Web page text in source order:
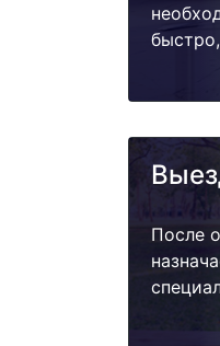
После